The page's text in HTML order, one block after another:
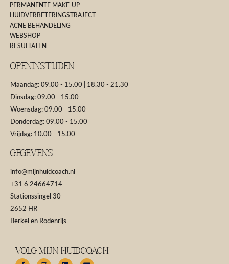
PERMANENTE MAKE-UP
HUIDVERBETERINGSTRAJECT
ACNE BEHANDELING
WEBSHOP
RESULTATEN
Openinstijden
Maandag: 09.00 - 15.00 | 18.30 - 21.30
Dinsdag: 09.00 - 15.00
Woensdag: 09.00 - 15.00
Donderdag: 09.00 - 15.00
Vrijdag: 10.00 - 15.00
GEGEVENS
info@mijnhuidcoach.nl
+31 6 24664714
Stationssingel 30
2652 HR
Berkel en Rodenrijs
Volg Mijn Huidcoach